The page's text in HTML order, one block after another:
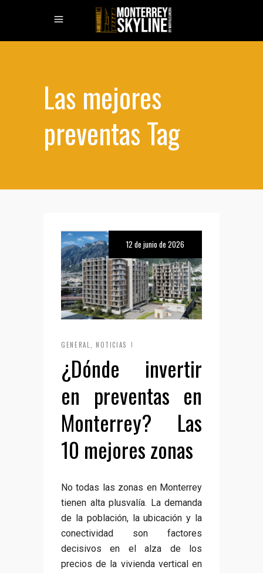
Las mejores
preventas Tag
12 de junio de 2026
GENERAL, NOTICIAS
¿Dónde invertir
en preventas en
Monterrey? Las
10 mejores zonas
No todas las zonas en Monterrey
tienen alta plusvalía. La demanda
de la población, la ubicación y la
conectividad son factores
decisivos en el alza de los
precios de la vivienda vertical en